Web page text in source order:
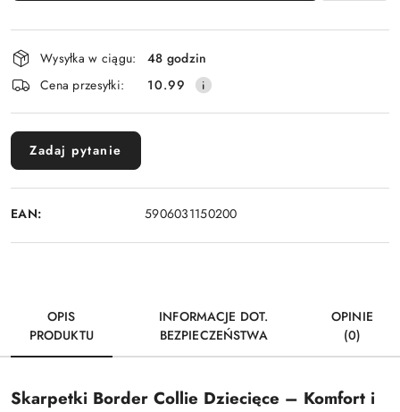
Dostępność
i
dostawa
Wysyłka w ciągu:
48 godzin
Cena przesyłki:
10.99
Zadaj pytanie
EAN: 5906031150200
OPIS
PRODUKTU
INFORMACJE DOT.
BEZPIECZEŃSTWA
OPINIE
(0)
Skarpetki Border Collie Dziecięce – Komfort i